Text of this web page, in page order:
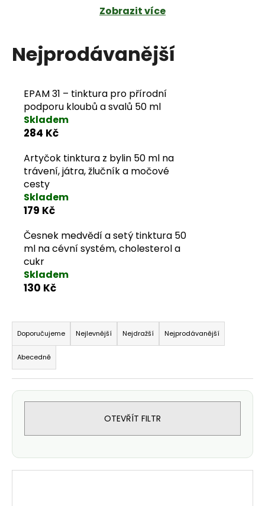
Zobrazit více
Nejprodávanější
EPAM 31 – tinktura pro přírodní
podporu kloubů a svalů 50 ml
Skladem
284 Kč
Artyčok tinktura z bylin 50 ml na
trávení, játra, žlučník a močové
cesty
Skladem
179 Kč
Česnek medvědí a setý tinktura 50
ml na cévní systém, cholesterol a
cukr
Skladem
130 Kč
Řazení produktů
Doporučujeme Nejlevnější Nejdražší Nejprodávanější
Abecedně
OTEVŘÍT FILTR